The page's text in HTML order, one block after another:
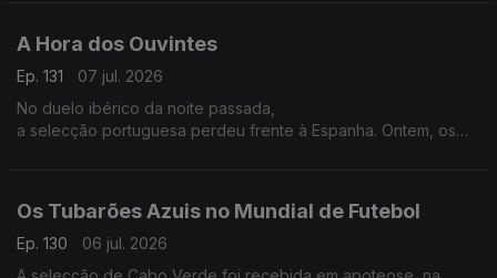
A Hora dos Ouvintes
Ep. 131
07 jul. 2026
No duelo ibérico da noite passada,
a selecção portuguesa perdeu frente à Espanha. Ontem, os
Os Tubarões Azuis no Mundial de Futebol
Ep. 130
06 jul. 2026